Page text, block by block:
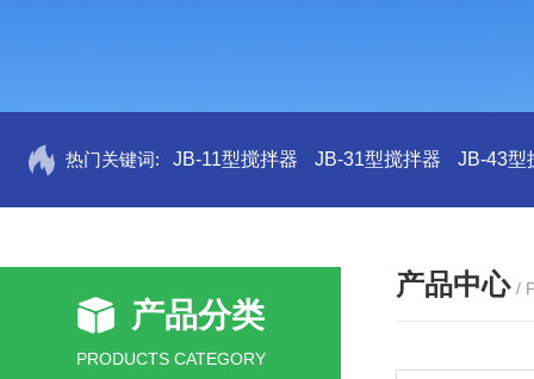
热门关键词: JB-11型搅拌器 JB-31型搅拌器 JB-43型
产品分类
PRODUCTS CATEGORY
产品中心 /